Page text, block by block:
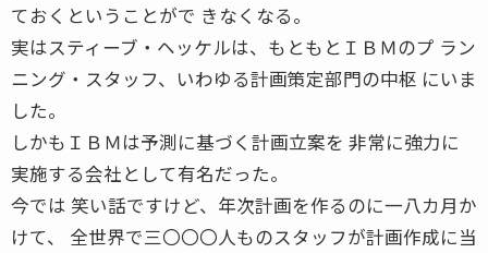
ておくということがで きなくなる。
実はスティーブ・ヘッケルは、もともとＩＢＭのプ ラン
ニング・スタッフ、いわゆる計画策定部門の中枢 にいま
した。
しかもＩＢＭは予測に基づく計画立案を 非常に強力に
実施する会社として有名だった。
今では 笑い話ですけど、年次計画を作るのに一八カ月か
けて、 全世界で三〇〇〇人ものスタッフが計画作成に当